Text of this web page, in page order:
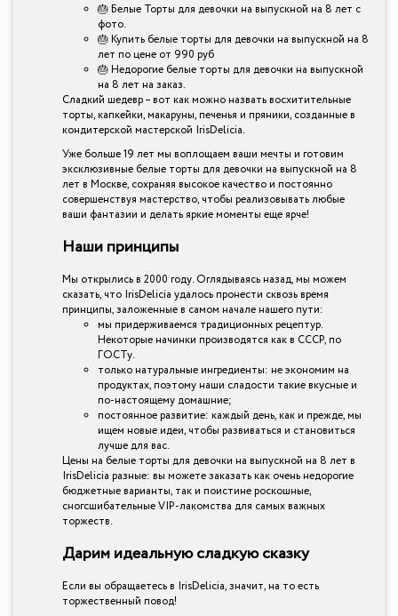
🎂 Белые Торты для девочки на выпускной на 8 лет с
фото.
🎂 Купить белые торты для девочки на выпускной на 8
лет по цене от 990 руб
🎂 Недорогие белые торты для девочки на выпускной
на 8 лет на заказ.
Сладкий шедевр – вот как можно назвать восхитительные
торты, капкейки, макаруны, печенья и пряники, созданные в
кондитерской мастерской IrisDelicia.
Уже больше 19 лет мы воплощаем ваши мечты и готовим
эксклюзивные белые торты для девочки на выпускной на 8
лет в Москве, сохраняя высокое качество и постоянно
совершенствуя мастерство, чтобы реализовывать любые
ваши фантазии и делать яркие моменты еще ярче!
Наши принципы
Мы открылись в 2000 году. Оглядываясь назад, мы можем
сказать, что IrisDelicia удалось пронести сквозь время
принципы, заложенные в самом начале нашего пути:
мы придерживаемся традиционных рецептур.
Некоторые начинки производятся как в СССР, по
ГОСТу.
только натуральные ингредиенты: не экономим на
продуктах, поэтому наши сладости такие вкусные и
по-настоящему домашние;
постоянное развитие: каждый день, как и прежде, мы
ищем новые идеи, чтобы развиваться и становиться
лучше для вас.
Цены на белые торты для девочки на выпускной на 8 лет в
IrisDelicia разные: вы можете заказать как очень недорогие
бюджетные варианты, так и поистине роскошные,
сногсшибательные VIP-лакомства для самых важных
торжеств.
Дарим идеальную сладкую сказку
Если вы обращаетесь в IrisDelicia, значит, на то есть
торжественный повод!